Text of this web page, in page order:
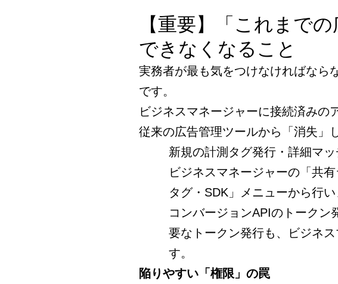
【重要】「これまで
できなくなること
実務者が最も気をつけなければなら
です。
ビジネスマネージャーに接続済みの
従来の広告管理ツールから「消失」
新規の計測タグ発行・詳細マ
ビジネスマネージャーの「共
タグ・SDK」メニューから行い
コンバージョンAPIのトーク
要なトークン発行も、ビジネ
す。
陥りやすい「権限」の罠